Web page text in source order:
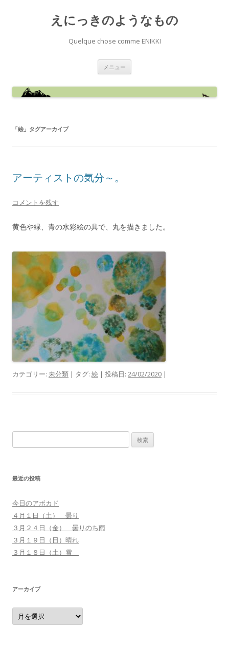
えにっきのようなもの
Quelque chose comme ENIKKI
メニュー
ン
へ
「絵 」タグアーカイブ
アーティストの気分～。
コメントを残す
黄色や緑、青の水彩絵の具で、丸を描きました。
カテゴリー: 未分類 | タグ: 絵 | 投稿日: 24/02/2020 |
索
最近の投稿
今日のアボカド
４月１日（土） 曇り
３月２４日（金） 曇りのち雨
３月１９日（日）晴れ
３月１８日（土）雪
アーカイブ
ア
ー
カ